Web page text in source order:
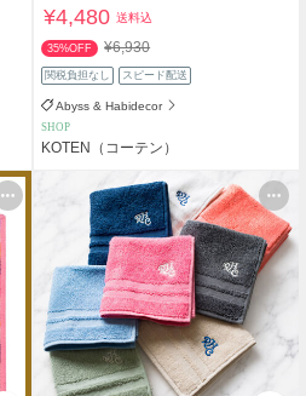
¥4,480送料込
35%OFF ¥6,930
関税負担なし スピード配送
Abyss & Habidecor
SHOP
KOTEN（コーテン）